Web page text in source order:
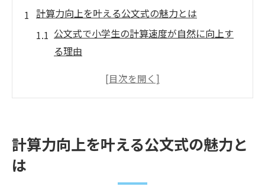
計算力向上を叶える公文式の魅力とは
公文式で小学生の計算速度が自然に向上す
る理由
一人ひとりに合った進度で計算力を伸ばす
公文式の特徴
達成感が学ぶ意欲を高める公文式独自の工
小学生の計算力向上プロジェクトに公文式
計算力向上を叶える公文式の魅力と
は